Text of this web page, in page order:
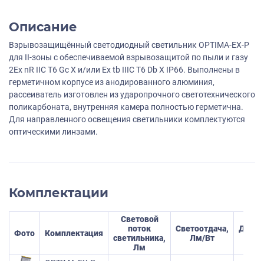
Описание
Взрывозащищённый светодиодный светильник OPTIMA-EX-P
для II-зоны с обеспечиваемой взрывозащитой по пыли и газу
2Ех nR IIC T6 Gc Х и/или Ех tb IIIC Т6 Db Х IP66. Выполнены в
герметичном корпусе из анодированного алюминия,
рассеиватель изготовлен из ударопрочного светотехнического
поликарбоната, внутренняя камера полностью герметична.
Для направленного освещения светильники комплектуются
оптическими линзами.
Комплектации
Фото Комплектация
Световой
поток
светильника,
Лм
Светоотдача,
Лм/Вт